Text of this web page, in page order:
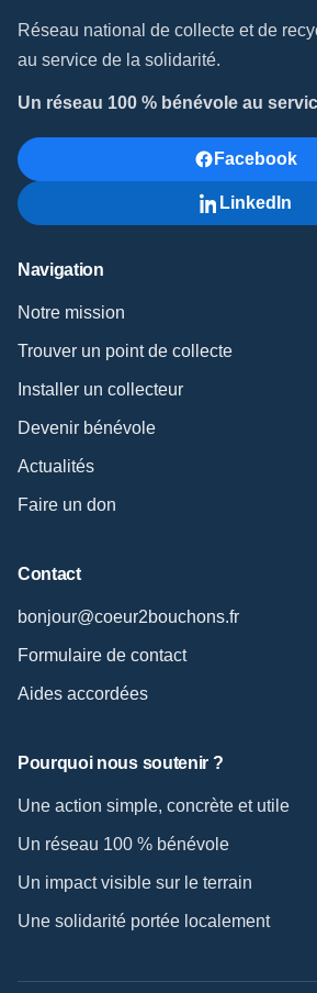
Réseau national de collecte et de
au service de la solidarité.
Un réseau 100 % bénévole au
Facebook
LinkedIn
Navigation
Notre mission
Trouver un point de collecte
Installer un collecteur
Devenir bénévole
Actualités
Faire un don
Contact
bonjour@coeur2bouchons.fr
Formulaire de contact
Aides accordées
Pourquoi nous soutenir ?
Une action simple, concrète et utile
Un réseau 100 % bénévole
Un impact visible sur le terrain
Une solidarité portée localement